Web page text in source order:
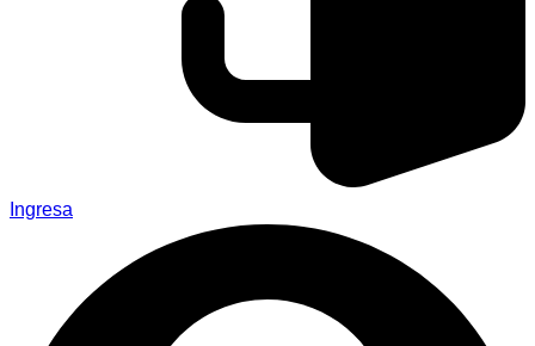
Ingresa